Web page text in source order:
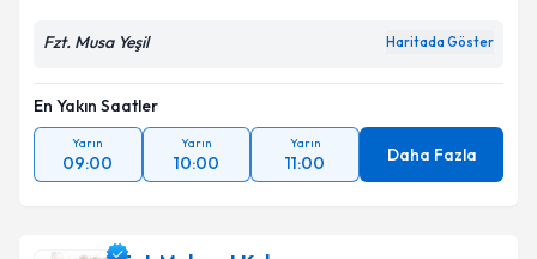
Fzt. Musa Yeşil Haritada Göster
En Yakın Saatler
Yarın
09:00
Yarın
10:00
Yarın
11:00 Daha Fazla